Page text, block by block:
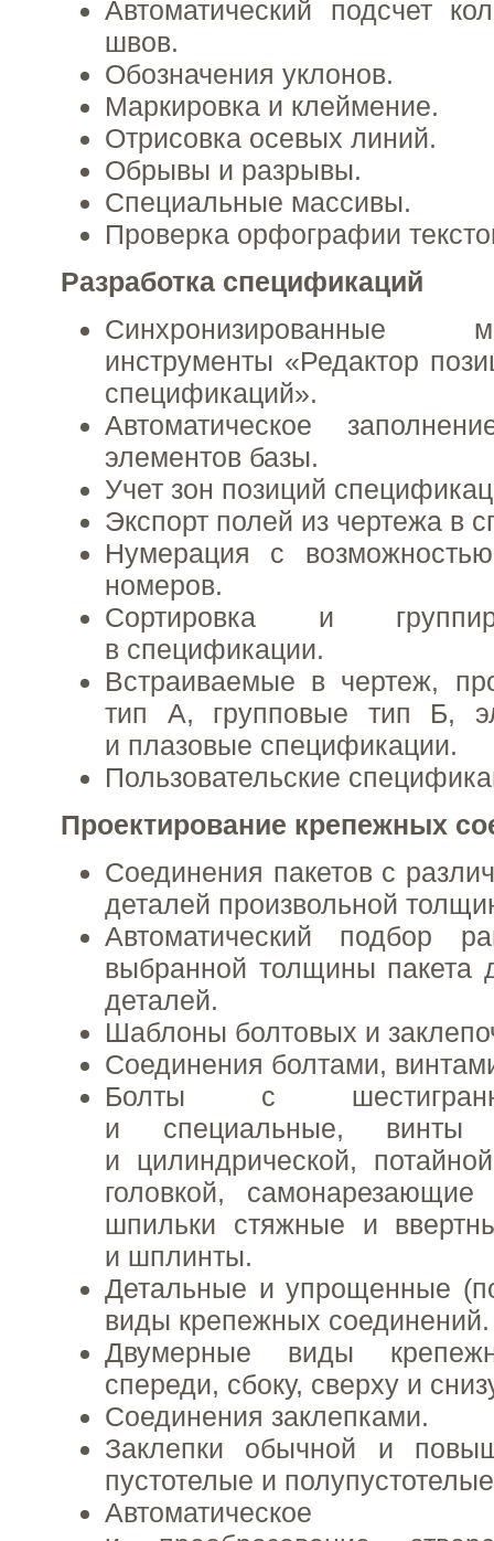
Автоматический подсчет
швов.
Обозначения уклонов.
Маркировка и клеймение.
Отрисовка осевых линий.
Обрывы и разрывы.
Специальные массивы.
Проверка орфографии
Разработка спецификаций
инструменты «Редактор
спецификаций».
Автоматическое
элементов базы.
Учет зон позиций
Экспорт полей из чертежа в
Нумерация с
номеров.
Сортировка и
в спецификации.
Встраиваемые в чертеж,
тип А, групповые тип Б,
и плазовые спецификации.
Пользовательские
Проектирование крепежных
Соединения пакетов с
деталей произвольной
Автоматический подбор
выбранной толщины пакета
деталей.
Шаблоны болтовых и
Соединения болтами,
Болты с
и специальные, винты
и цилиндрической,
головкой,
шпильки стяжные и
и шплинты.
Детальные и упрощенные
виды крепежных соединений.
Двумерные виды
спереди, сбоку, сверху и
Соединения заклепками.
Заклепки обычной и
пустотелые и
Автоматическое